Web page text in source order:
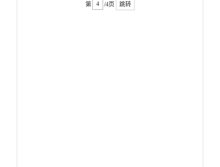
第 /4页 跳转